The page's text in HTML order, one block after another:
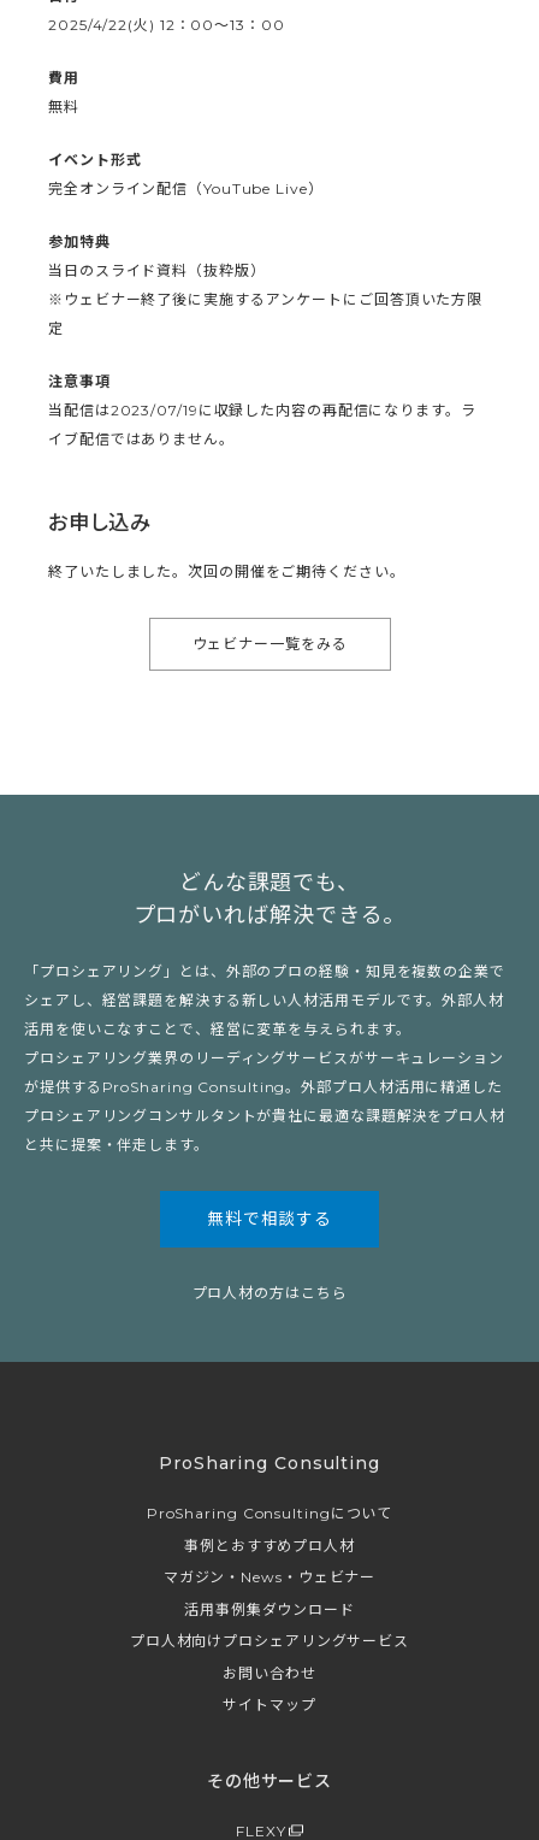
2025/4/22(火) 12：00〜13：00
費用
無料
イベント形式
完全オンライン配信（YouTube Live）
参加特典
当日のスライド資料（抜粋版）
※ウェビナー終了後に実施するアンケートにご回答頂いた方限
定
注意事項
当配信は2023/07/19に収録した内容の再配信になります。ラ
イブ配信ではありません。
お申し込み
終了いたしました。次回の開催をご期待ください。
ウェビナー一覧をみる
どんな課題でも、
プロがいれば解決できる。
「プロシェアリング」とは、外部のプロの経験・知見を複数の企業で
シェアし、経営課題を解決する新しい人材活用モデルです。外部人材
活用を使いこなすことで、経営に変革を与えられます。
プロシェアリング業界のリーディングサービスがサーキュレーション
が提供するProSharing Consulting。外部プロ人材活用に精通した
プロシェアリングコンサルタントが貴社に最適な課題解決をプロ人材
と共に提案・伴走します。
無料で相談する
プロ人材の方はこちら
ProSharing Consulting
ProSharing Consultingについて
事例とおすすめプロ人材
マガジン・News・ウェビナー
活用事例集ダウンロード
プロ人材向けプロシェアリングサービス
お問い合わせ
サイトマップ
その他サービス
FLEXY